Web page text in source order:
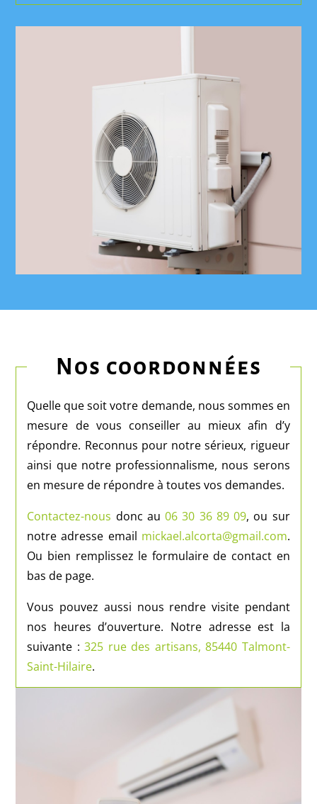
Nos coordonnées
Quelle que soit votre demande, nous sommes en
mesure de vous conseiller au mieux afin d’y
répondre. Reconnus pour notre sérieux, rigueur
ainsi que notre professionnalisme, nous serons
en mesure de répondre à toutes vos demandes.
Contactez-nous donc au06 30 36 89 09, ou sur
notre adresse email mickael.alcorta@gmail.com.
Ou bien remplissez le formulaire de contact en
bas de page.
Vous pouvez aussi nous rendre visite pendant
nos heures d’ouverture. Notre adresse est la
suivante :325 rue des artisans, 85440 Talmont-
Saint-Hilaire.